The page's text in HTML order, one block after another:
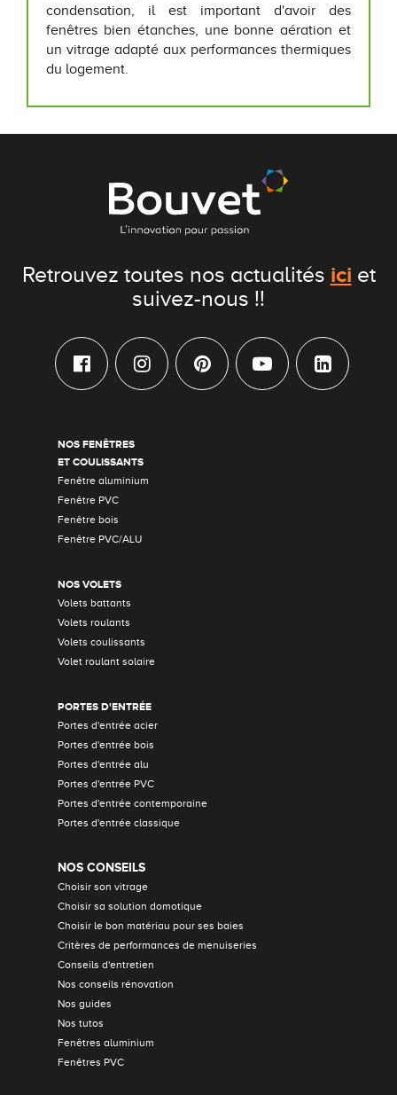
condensation, il est important d'avoir des
fenêtres bien étanches, une bonne aération et
un vitrage adapté aux performances thermiques
du logement.
Retrouvez toutes nos actualités ici et
suivez-nous !!
NOS FENÊTRES
ET COULISSANTS
Fenêtre aluminium
Fenêtre PVC
Fenêtre bois
Fenêtre PVC/ALU
NOS VOLETS
Volets battants
Volets roulants
Volets coulissants
Volet roulant solaire
PORTES D'ENTRÉE
Portes d'entrée acier
Portes d'entrée bois
Portes d'entrée alu
Portes d'entrée PVC
Portes d'entrée contemporaine
Portes d'entrée classique
NOS CONSEILS
Choisir son vitrage
Choisir sa solution domotique
Choisir le bon matériau pour ses baies
Critères de performances de menuiseries
Conseils d'entretien
Nos conseils rénovation
Nos guides
Nos tutos
Fenêtres aluminium
Fenêtres PVC